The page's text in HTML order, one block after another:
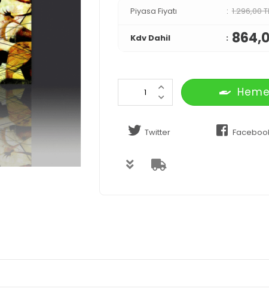
Piyasa Fiyatı 1.296,00
Kdv Dahil
Twitter